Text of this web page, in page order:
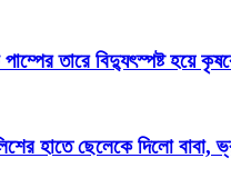
তারে বিদ্যুৎস্পষ্ট হয়ে
হাতে ছেলেকে দিলো বাবা,